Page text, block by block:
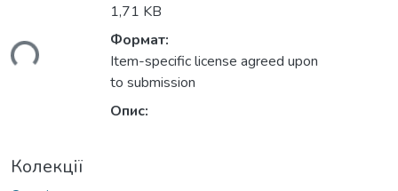
1,71 KB
Формат:
Item-specific license agreed upon
to submission
Опис:
Колекції